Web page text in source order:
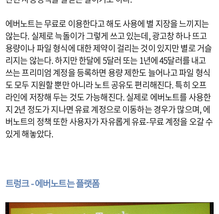
에버노트는 무료로 이용한다고 해도 사용에 별 지장을 느끼지는
않는다. 실제로 늑돌이가 그렇게 쓰고 있는데, 광고창 하나 뜨고
용량이나 파일 형식에 대한 제약이 걸리는 것이 있지만 별로 거슬
리지는 않는다. 하지만 한달에 5달러 또는 1년에 45달러를 내고
쓰는 프리미엄 계정을 등록하면 용량 제한도 늘어나고 파일 형식
도 모두 지원할 뿐만 아니라 노트 공유도 편리해진다. 특히 오프
라인에 저장해 두는 것도 가능해진다. 실제로 에버노트를 사용한
지 2년 정도가 지나면 유료 계정으로 이동하는 경우가 많으며, 에
버노트의 정책 또한 사용자가 자유롭게 유료-무료 계정을 오갈 수
있게 해놓았다.
트렁크 - 에버노트는 플랫폼